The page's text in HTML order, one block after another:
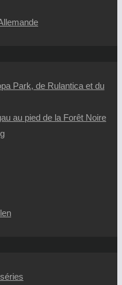
Park, de Rulantica et du
au pied de la Forêt Noire